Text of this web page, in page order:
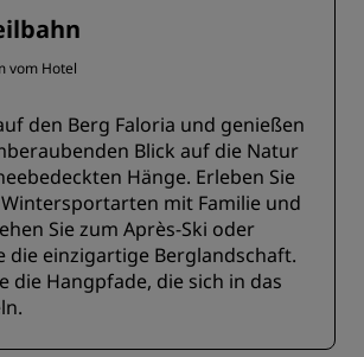
vom Hotel
den Berg Faloria und genießen
Blick auf die Natur
Hänge. Erleben Sie
mit Familie und
Sie zum Après-Ski oder
die einzigartige Berglandschaft.
die Hangpfade, die sich in das